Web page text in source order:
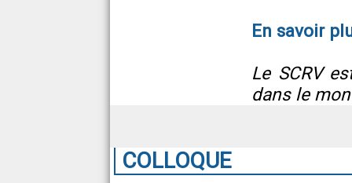
En savoir
Le SCRV
dans le
COLLOQUE